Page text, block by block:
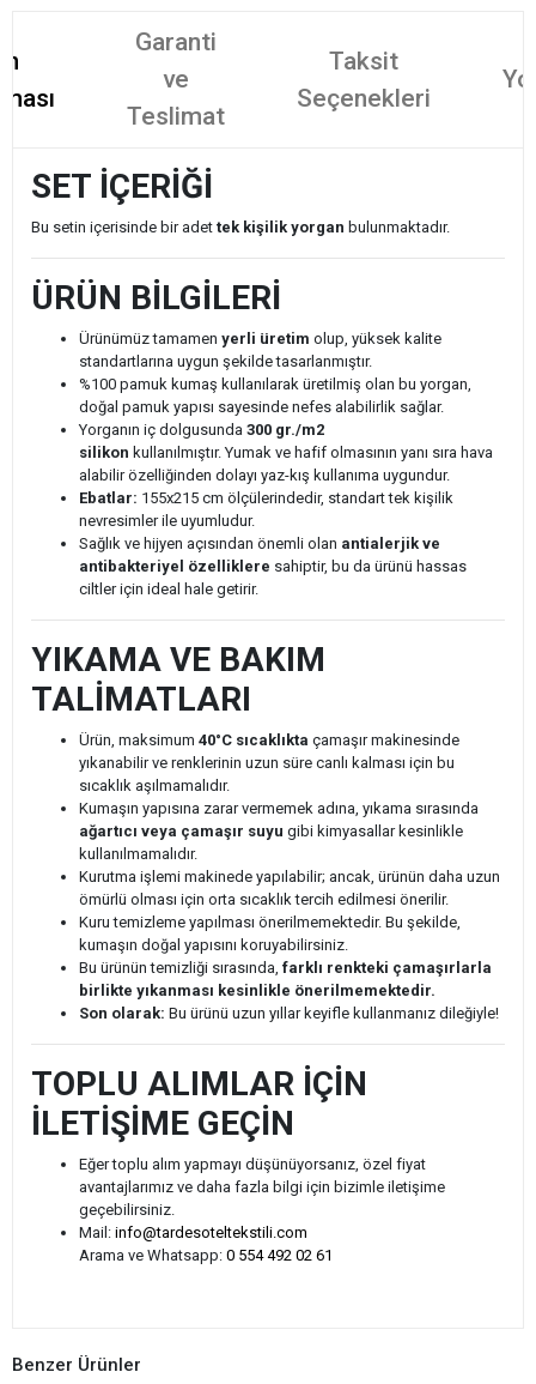
Garanti
ve
Teslimat
Taksit
Seçenekleri
SET İÇERİĞİ
Bu setin içerisinde bir adet tek kişilik yorgan bulunmaktadır.
ÜRÜN BİLGİLERİ
Ürünümüz tamamen yerli üretim olup, yüksek kalite
standartlarına uygun şekilde tasarlanmıştır.
%100 pamuk kumaş kullanılarak üretilmiş olan bu yorgan,
doğal pamuk yapısı sayesinde nefes alabilirlik sağlar.
Yorganın iç dolgusunda 300 gr./m2
silikon kullanılmıştır. Yumak ve hafif olmasının yanı sıra hava
alabilir özelliğinden dolayı yaz-kış kullanıma uygundur.
Ebatlar: 155x215 cm ölçülerindedir, standart tek kişilik
nevresimler ile uyumludur.
Sağlık ve hijyen açısından önemli olan antialerjik ve
antibakteriyel özelliklere sahiptir, bu da ürünü hassas
ciltler için ideal hale getirir.
YIKAMA VE BAKIM
TALİMATLARI
Ürün, maksimum 40°C sıcaklıkta çamaşır makinesinde
yıkanabilir ve renklerinin uzun süre canlı kalması için bu
sıcaklık aşılmamalıdır.
Kumaşın yapısına zarar vermemek adına, yıkama sırasında
ağartıcı veya çamaşır suyu gibi kimyasallar kesinlikle
kullanılmamalıdır.
Kurutma işlemi makinede yapılabilir; ancak, ürünün daha uzun
ömürlü olması için orta sıcaklık tercih edilmesi önerilir.
Kuru temizleme yapılması önerilmemektedir. Bu şekilde,
kumaşın doğal yapısını koruyabilirsiniz.
Bu ürünün temizliği sırasında, farklı renkteki çamaşırlarla
birlikte yıkanması kesinlikle önerilmemektedir.
Son olarak: Bu ürünü uzun yıllar keyifle kullanmanız dileğiyle!
TOPLU ALIMLAR İÇİN
İLETİŞİME GEÇİN
Eğer toplu alım yapmayı düşünüyorsanız, özel fiyat
avantajlarımız ve daha fazla bilgi için bizimle iletişime
geçebilirsiniz.
Mail: info@tardesoteltekstili.com
Arama ve Whatsapp: 0 554 492 02 61
Benzer Ürünler